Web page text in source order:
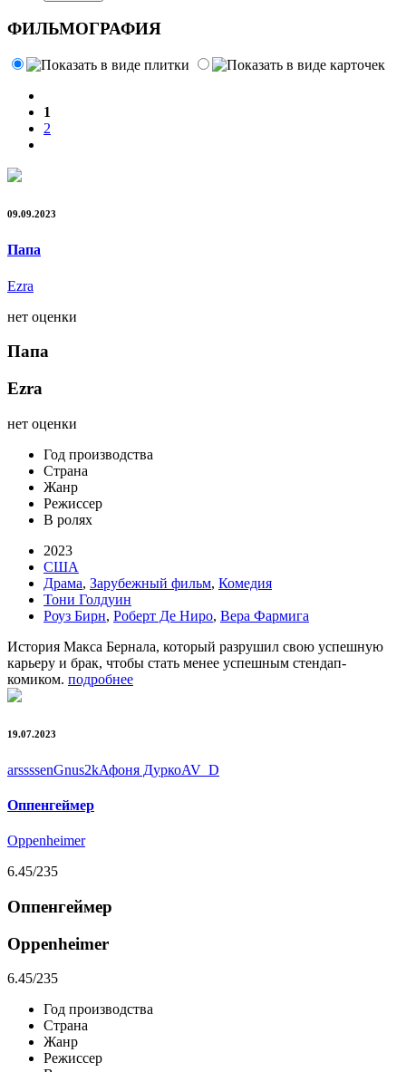
ФИЛЬМОГРАФИЯ
1
2
09.09.2023
Папа
Ezra
нет оценки
Папа
Ezra
нет оценки
Год производства
Страна
Жанр
Режиссер
В ролях
2023
США
Драма, Зарубежный фильм, Комедия
Тони Голдуин
Роуз Бирн, Роберт Де Ниро, Вера Фармига
История Макса Бернала, который разрушил свою успешную
карьеру и брак, чтобы стать менее успешным стендап-
комиком. подробнее
19.07.2023
arssssenGnus2kАфоня ДуркоAV_D
Оппенгеймер
Oppenheimer
6.45/235
Оппенгеймер
Oppenheimer
6.45/235
Год производства
Страна
Жанр
Режиссер